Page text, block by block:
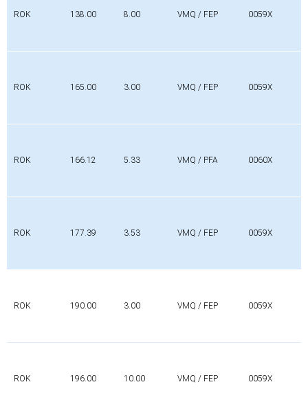
ROK 138.00 8.00 VMQ / FEP 0059X
ROK 165.00 3.00 VMQ / FEP 0059X
ROK 166.12 5.33 VMQ / PFA 0060X
ROK 177.39 3.53 VMQ / FEP 0059X
ROK 190.00 3.00 VMQ / FEP 0059X
ROK 196.00 10.00 VMQ / FEP 0059X